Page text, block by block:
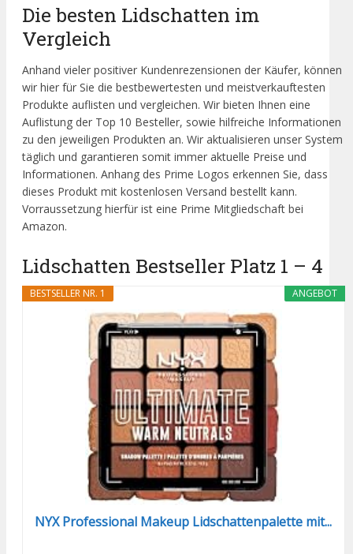
Die besten Lidschatten im
Vergleich
Anhand vieler positiver Kundenrezensionen der Käufer, können
wir hier für Sie die bestbewertesten und meistverkauftesten
Produkte auflisten und vergleichen. Wir bieten Ihnen eine
Auflistung der Top 10 Besteller, sowie hilfreiche Informationen
zu den jeweiligen Produkten an. Wir aktualisieren unser System
täglich und garantieren somit immer aktuelle Preise und
Informationen. Anhang des Prime Logos erkennen Sie, dass
dieses Produkt mit kostenlosen Versand bestellt kann.
Vorraussetzung hierfür ist eine Prime Mitgliedschaft bei
Amazon.
Lidschatten Bestseller Platz 1 – 4
ANGEBOT
BESTSELLER NR. 1
NYX Professional Makeup Lidschattenpalette mit...